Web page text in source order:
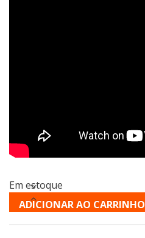
Em estoque
ADICIONAR AO CARRINHO